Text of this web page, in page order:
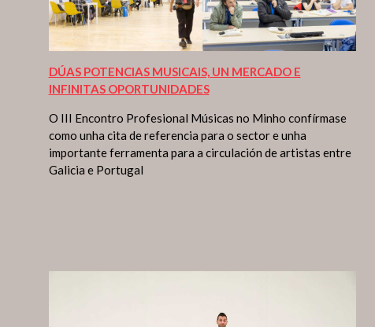
DÚAS POTENCIAS MUSICAIS, UN MERCADO E
INFINITAS OPORTUNIDADES
O III Encontro Profesional Músicas no Minho confírmase
como unha cita de referencia para o sector e unha
importante ferramenta para a circulación de artistas entre
Galicia e Portugal